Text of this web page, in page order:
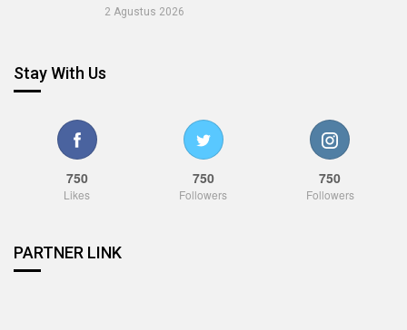
2 Agustus 2026
Stay With Us
750
Likes
750
Followers
750
Followers
PARTNER LINK